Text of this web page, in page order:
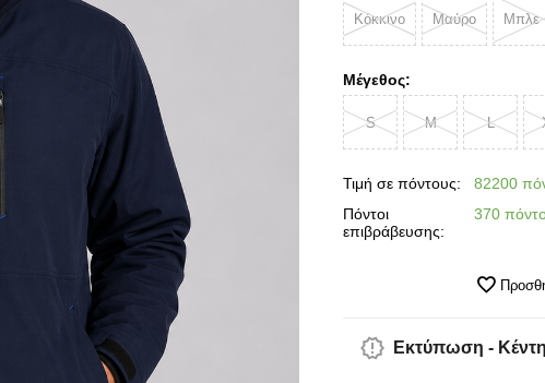
Κόκκινο Μαύρο Μπλε
Μέγεθος:
S M L
Τιμή σε πόντους:
82200
Πόντοι
επιβράβευσης:
370
Εκτύπωση -